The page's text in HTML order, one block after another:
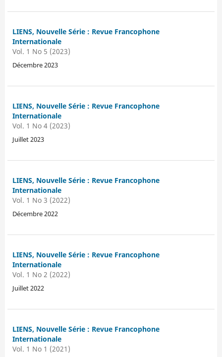
LIENS, Nouvelle Série : Revue Francophone
Internationale
Vol. 1 No 5 (2023)
Décembre 2023
LIENS, Nouvelle Série : Revue Francophone
Internationale
Vol. 1 No 4 (2023)
Juillet 2023
LIENS, Nouvelle Série : Revue Francophone
Internationale
Vol. 1 No 3 (2022)
Décembre 2022
LIENS, Nouvelle Série : Revue Francophone
Internationale
Vol. 1 No 2 (2022)
Juillet 2022
LIENS, Nouvelle Série : Revue Francophone
Internationale
Vol. 1 No 1 (2021)